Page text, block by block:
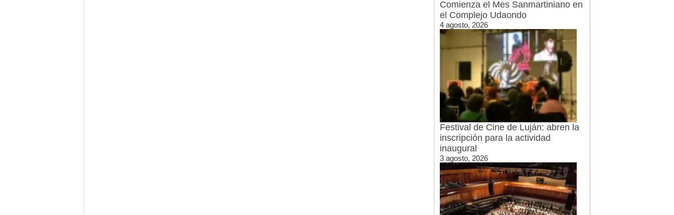
Comienza el Mes Sanmartiniano en
el Complejo Udaondo
4 agosto, 2026
Festival de Cine de Luján: abren la
inscripción para la actividad
inaugural
3 agosto, 2026